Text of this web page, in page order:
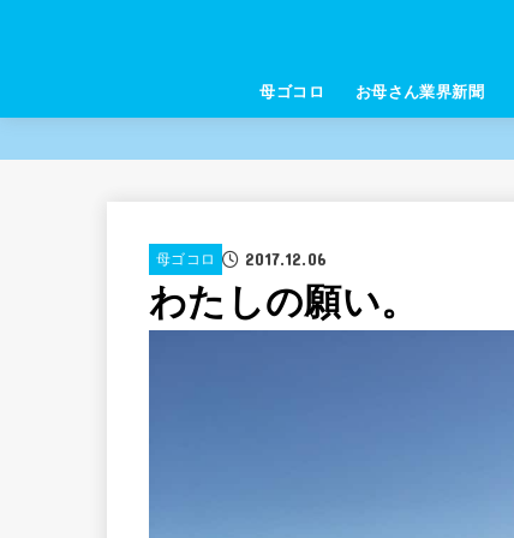
母ゴコロ お母さん業界新聞
母ゴコロ 2017.12.06
わたしの願い。